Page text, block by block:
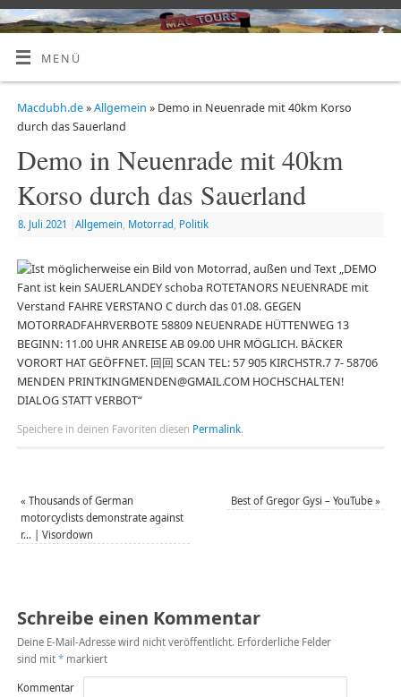
MENÜ
Macdubh.de»Allgemein » Demo in Neuenrade mit 40km Korso
durch das Sauerland
Demo in Neuenrade mit 40km
Korso durch das Sauerland
8. Juli 2021 Allgemein Motorrad Politik
Speichere in deinen Favoriten diesen Permalink.
« Thousands of German
motorcyclists demonstrate against
r… | Visordown
Best of Gregor Gysi – YouTube»
Schreibe einen Kommentar
Deine E-Mail-Adresse wird nicht veröffentlicht. Erforderliche Felder
sind mit *markiert
Kommentar